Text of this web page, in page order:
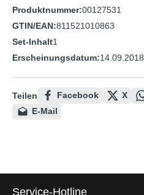
Produktnummer:00127531
GTIN/EAN:811521010863
Set-Inhalt1
Erscheinungsdatum:14.09.2018
Teilen Facebook X
E-Mail
Service-Hotline